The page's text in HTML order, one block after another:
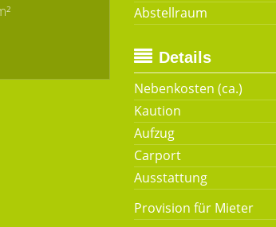
Abstellraum
Details
Nebenkosten (ca.)
Kaution
Aufzug
Carport
Ausstattung
Provision für Mieter